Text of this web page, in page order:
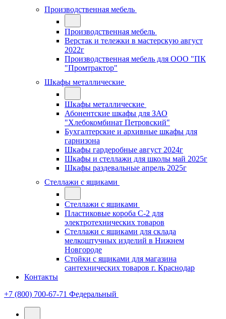
Производственная мебель
Производственная мебель
Верстак и тележки в мастерскую август
2022г
Производственная мебель для ООО "ПК
"Промтрактор"
Шкафы металлические
Шкафы металлические
Абонентские шкафы для ЗАО
"Хлебокомбинат Петровский"
Бухгалтерские и архивные шкафы для
гарнизона
Шкафы гардеробные август 2024г
Шкафы и стеллажи для школы май 2025г
Шкафы раздевальные апрель 2025г
Стеллажи с ящиками
Стеллажи с ящиками
Пластиковые короба С-2 для
электротехнических товаров
Стеллажи с ящиками для склада
мелкоштучных изделий в Нижнем
Новгороде
Стойки с ящиками для магазина
сантехнических товаров г. Краснодар
Контакты
+7 (800) 700-67-71 Федеральный